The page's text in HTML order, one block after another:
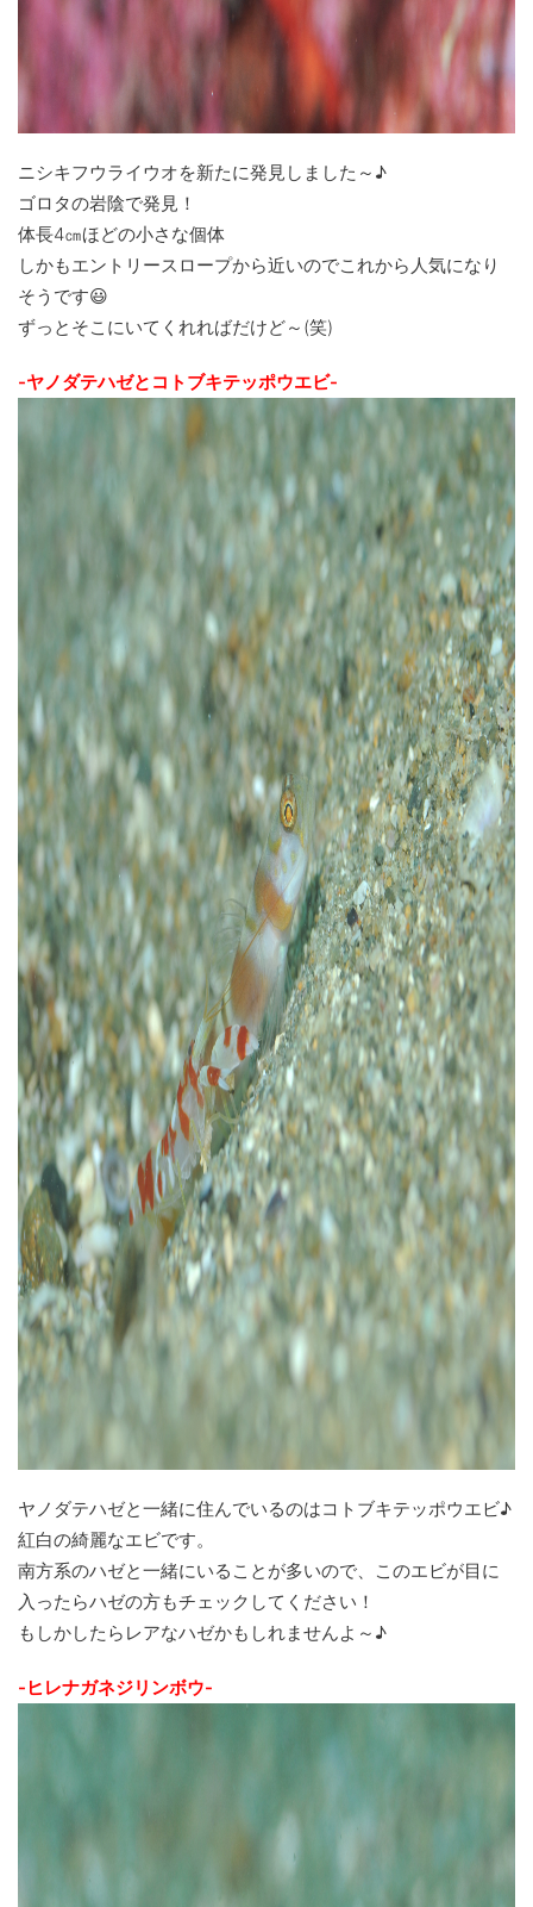
ニシキフウライウオを新たに発見しました～♪
ゴロタの岩陰で発見！
体長4㎝ほどの小さな個体
しかもエントリースロープから近いのでこれから人気になり
そうです😃
ずっとそこにいてくれればだけど～(笑)
-ヤノダテハゼとコトブキテッポウエビ-
ヤノダテハゼと一緒に住んでいるのはコトブキテッポウエビ♪
紅白の綺麗なエビです。
南方系のハゼと一緒にいることが多いので、このエビが目に
入ったらハゼの方もチェックしてください！
もしかしたらレアなハゼかもしれませんよ～♪
-ヒレナガネジリンボウ-